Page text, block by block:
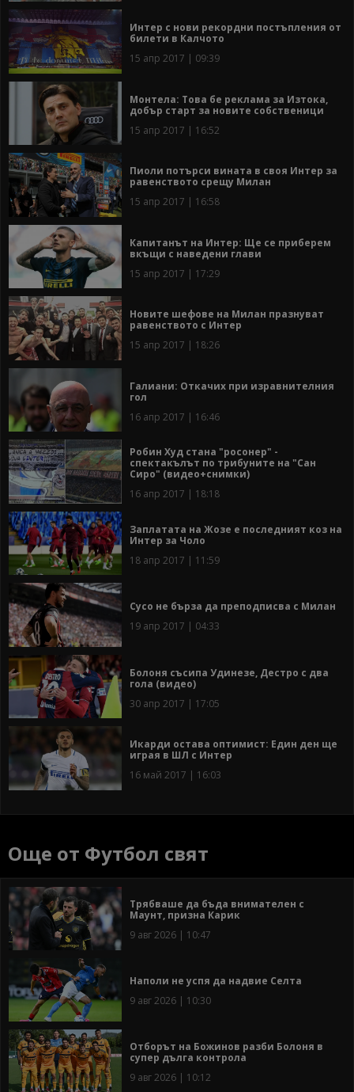
Интер с нови рекордни постъпления от
билети в Калчото
15 апр 2017 | 09:39
Монтела: Това бе реклама за Изтока,
добър старт за новите собственици
15 апр 2017 | 16:52
Пиоли потърси вината в своя Интер за
равенството срещу Милан
15 апр 2017 | 16:58
Капитанът на Интер: Ще се приберем
вкъщи с наведени глави
15 апр 2017 | 17:29
Новите шефове на Милан празнуват
равенството с Интер
15 апр 2017 | 18:26
Галиани: Откачих при изравнителния
гол
16 апр 2017 | 16:46
Робин Худ стана "росонер" -
спектакълът по трибуните на "Сан
Сиро" (видео+снимки)
16 апр 2017 | 18:18
Заплатата на Жозе е последният коз на
Интер за Чоло
18 апр 2017 | 11:59
Сусо не бърза да преподписва с Милан
19 апр 2017 | 04:33
Болоня съсипа Удинезе, Дестро с два
гола (видео)
30 апр 2017 | 17:05
Икарди остава оптимист: Един ден ще
играя в ШЛ с Интер
16 май 2017 | 16:03
Още от Футбол свят
Трябваше да бъда внимателен с
Маунт, призна Карик
9 авг 2026 | 10:47
Наполи не успя да надвие Селта
9 авг 2026 | 10:30
Отборът на Божинов разби Болоня в
супер дълга контрола
9 авг 2026 | 10:12